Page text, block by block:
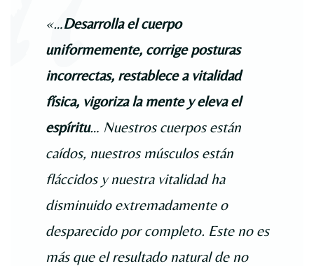
«…Desarrolla el cuerpo
uniformemente, corrige posturas
incorrectas, restablece a vitalidad
física, vigoriza la mente y eleva el
espíritu… Nuestros cuerpos están
caídos, nuestros músculos están
fláccidos y nuestra vitalidad ha
disminuido extremadamente o
desparecido por completo. Este no es
más que el resultado natural de no